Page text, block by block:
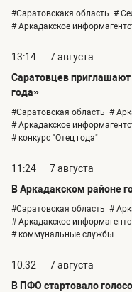
#Саратовскакя область #
# Аркадакское
13:14
7 августа
Саратовцев приглашают
года»
#Саратовская область #
# Аркадакское
# конкурс "Отец года"
11:24
7 августа
В Аркадакском районе
#Саратовская область #
# Аркадакское
# коммунальные службы
10:32
7 августа
В ПФО стартовало